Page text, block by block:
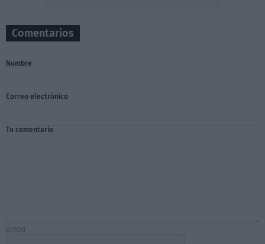
Comentarios
Nombre
Correo electrónico
Tu comentario
0/500